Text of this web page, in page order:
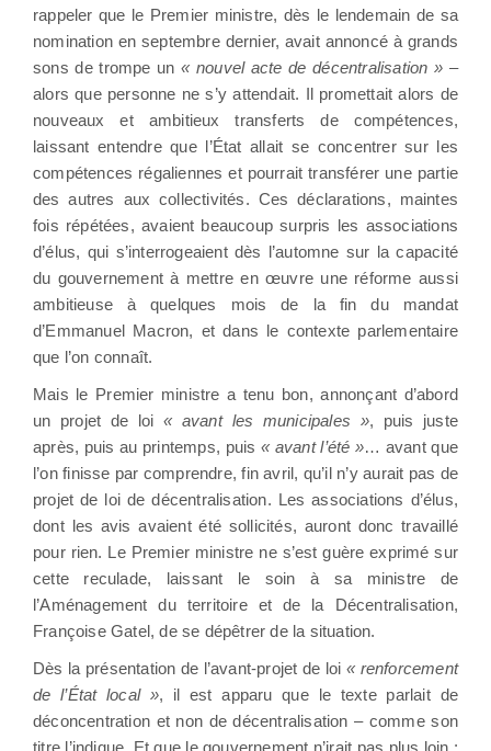
rappeler que le Premier ministre, dès le lendemain de sa
nomination en septembre dernier, avait annoncé à grands
sons de trompe un« nouvel acte de décentralisation » –
alors que personne ne s’y attendait. Il promettait alors de
nouveaux et ambitieux transferts de compétences,
laissant entendre que l’État allait se concentrer sur les
compétences régaliennes et pourrait transférer une partie
des autres aux collectivités. Ces déclarations, maintes
fois répétées, avaient beaucoup surpris les associations
d’élus, qui s’interrogeaient dès l’automne sur la capacité
du gouvernement à mettre en œuvre une réforme aussi
ambitieuse à quelques mois de la fin du mandat
d’Emmanuel Macron, et dans le contexte parlementaire
que l’on connaît.
Mais le Premier ministre a tenu bon, annonçant d’abord
un projet de loi« avant les municipales », puis juste
après, puis au printemps, puis « avant l’été »… avant que
l’on finisse par comprendre, fin avril, qu’il n’y aurait pas de
projet de loi de décentralisation. Les associations d’élus,
dont les avis avaient été sollicités, auront donc travaillé
pour rien. Le Premier ministre ne s’est guère exprimé sur
cette reculade, laissant le soin à sa ministre de
l’Aménagement du territoire et de la Décentralisation,
Françoise Gatel, de se dépêtrer de la situation.
Dès la présentation de l’avant-projet de loi « renforcement
de l’État local », il est apparu que le texte parlait de
déconcentration et non de décentralisation – comme son